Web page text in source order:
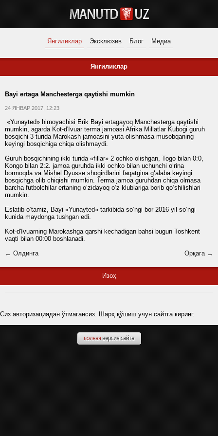
Янгиликлар Эксклюзив Блог Медиа
Янгиликлар
Bayi ertaga Manchesterga qaytishi mumkin
24 ЯНВАР 2017, 12:23
«Yunayted» himoyachisi Erik Bayi ertagayoq Manchesterga qaytishi
mumkin, agarda Kot-d'Ivuar terma jamoasi Afrika Millatlar Kubogi guruh
bosqichi 3-turida Marokash jamoasini yuta olishmasa musobqaning
keyingi bosqichiga chiqa olishmaydi.
Guruh bosqichining ikki turida «fillar» 2 ochko olishgan, Togo bilan 0:0,
Kongo bilan 2:2. jamoa guruhda ikki ochko bilan uchunchi o‘rina
bormoqda va Mishel Dyusse shogirdlarini faqatgina g‘alaba keyingi
bosqichga olib chiqishi mumkin. Terma jamoa guruhdan chiqa olmasa
barcha futbolchilar ertaning o‘zidayoq o‘z klublariga borib qo‘shilishlari
mumkin.
Eslatib o‘tamiz, Bayi «Yunayted» tarkibida so‘ngi bor 2016 yil so‘ngi
kunida maydonga tushgan edi.
Kot-d'Ivuarning Marokashga qarshi kechadigan bahsi bugun Toshkent
vaqti bilan 00:00 boshlanadi.
← Олдинга
Орқага →
Изоҳ
Сиз авторизациядан ўтмагансиз. Шарҳ қўшиш учун сайтга киринг.